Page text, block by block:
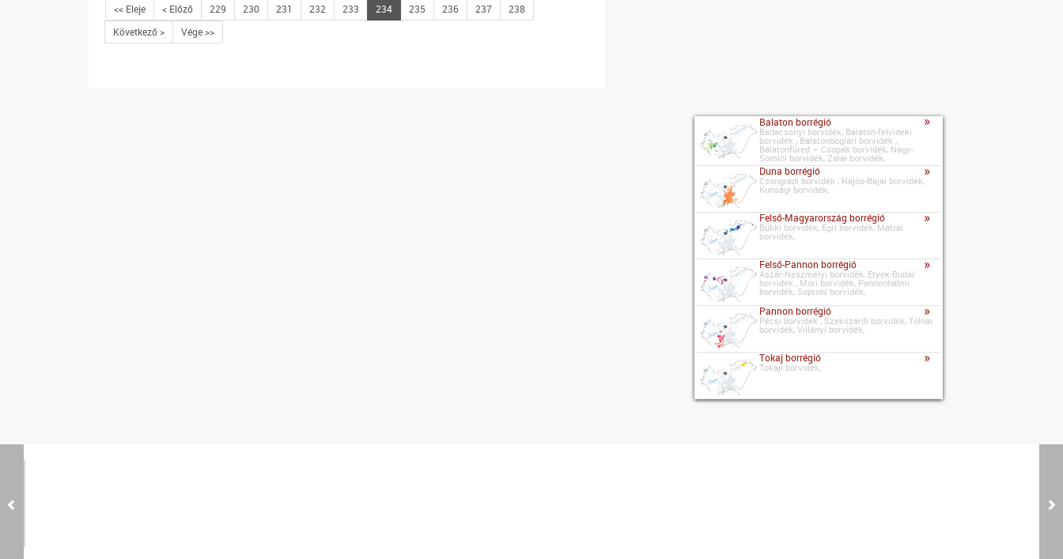
<< Eleje < Előző 229 230 231 232 233 234 235 236 237
238
Következő >
Vége >>
Balaton borrégió »
Badacsonyi borvidék, Balaton-felvidéki
borvidék , Balatonboglári borvidék ,
Balatonfüred – Csopak borvidék, Nagy-
Somlói borvidék, Zalai borvidék,
Duna borrégió »
Csongrádi borvidék , Hajós-Bajai borvidék,
Kunsági borvidék,
Felső-Magyarország borrégió »
Bükki borvidék, Egri borvidék, Mátrai
borvidék,
Felső-Pannon borrégió »
Ászár-Neszmélyi borvidék, Etyek-Budai
borvidék , Móri borvidék, Pannonhalmi
borvidék, Soproni borvidék,
Pannon borrégió »
Pécsi borvidék , Szekszárdi borvidék, Tolnai
borvidék, Villányi borvidék,
Tokaj borrégió »
Tokaji borvidék,